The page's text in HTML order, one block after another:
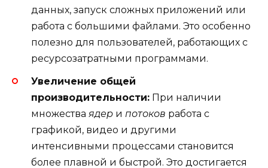
данных, запуск сложных приложений или
работа с большими файлами. Это особенно
полезно для пользователей, работающих с
ресурсозатратными программами.
Увеличение общей
производительности: При наличии
множества ядер и потоков работа с
графикой, видео и другими
интенсивными процессами становится
более плавной и быстрой. Это достигается